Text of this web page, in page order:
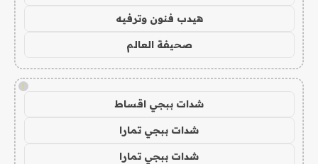
هيدب فنون وترفيه
صحيفة العالم
!
شدات ببجي اقساط
شدات ببجي تمارا
شدات ببجي تمارا